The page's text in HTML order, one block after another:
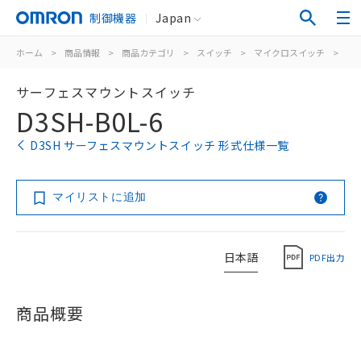
制御機器 Japan
ホーム > 商品情報 > 商品カテゴリ > スイッチ > マイクロスイッチ >
サーフェスマウントスイッチ
D3SH-B0L-6
D3SH サーフェスマウントスイッチ 形式仕様一覧
マイリストに追加
日本語 PDF出力
商品概要